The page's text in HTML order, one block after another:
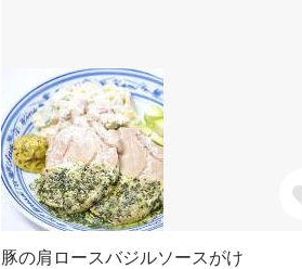
豚の肩ロースバジルソースがけ